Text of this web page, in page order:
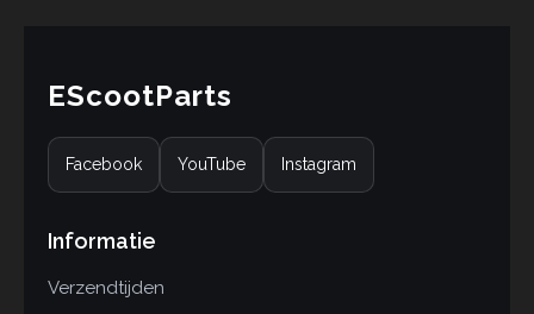
EScootParts
Facebook YouTube Instagram
Informatie
Verzendtijden